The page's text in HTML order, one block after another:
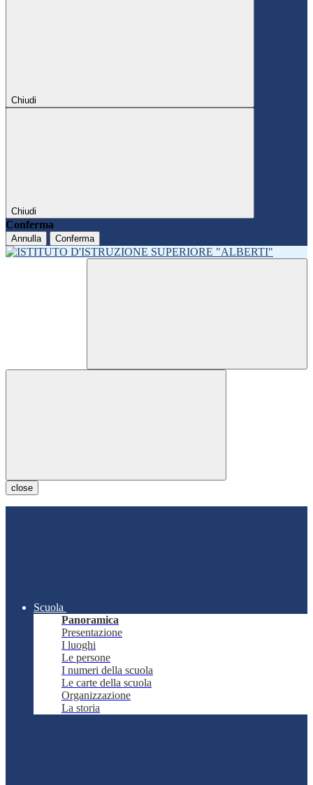
Chiudi
Chiudi
Conferma
Annulla Conferma
close
Scuola
Panoramica
Presentazione
I luoghi
Le persone
I numeri della scuola
Le carte della scuola
Organizzazione
La storia